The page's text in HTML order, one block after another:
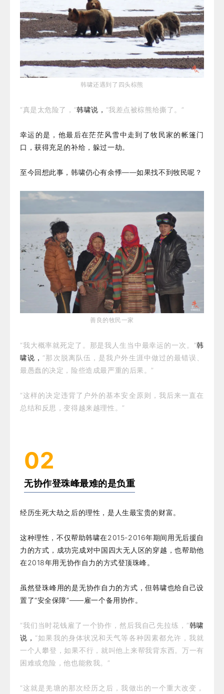
韩啸还遇到了四头棕熊
“真是太危险了，”韩啸说， “我差点被棕熊给撕了。”
幸运的是，他最后在茫茫风雪中走到了牧民家的帐篷门
口，获得充足的补给，躲过一劫。
至今回想此事，韩啸仍心有余悸——如果找不到牧民呢？
善良的牧民一家
“我大概率就死定了。那是我人生当中最幸运的一次。”韩
啸说，“那次脱离队伍，是我户外生涯中做过的最错误、
最愚蠢的决定，险些造成最严重的后果。”
“这样的决定违背了户外的基本安全原则，我后来一直在
总结和反思，变得越来越理性。”
02
无协作登珠峰最难的是负重
经历生死大劫之后的理性，是人生最宝贵的财富。
这种理性，不仅帮助韩啸在2015-2016年期间用无后援自
力的方式，成功完成对中国四大无人区的穿越，也帮助他
在2018年用无协作自力的方式登顶珠峰。
虽然登珠峰用的是无协作自力的方式，但韩啸也给自己设
置了“安全保障”——雇一个备用协作。
“我们当时花钱雇了一个协作，然后我自己先拉练，”韩啸
说，“如果我的身体状况和天气等各种因素都允许，我就
一个人攀登，如果不行，就叫他上来帮我背东西。万一有
困难或危险，他也能救我。”
“这就是羌塘的那次经历之后，我做出的一个重大改变，